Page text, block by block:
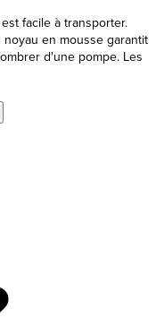
facile à transporter.
en mousse garantit
d'une pompe. Les